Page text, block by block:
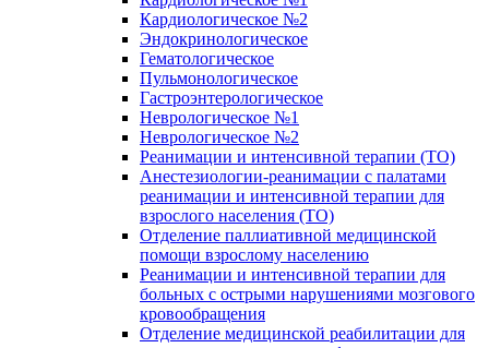
Кардиологическое №2
Эндокринологическое
Гематологическое
Пульмонологическое
Гастроэнтерологическое
Неврологическое №1
Неврологическое №2
Реанимации и интенсивной терапии (ТО)
Анестезиологии-реанимации с палатами
реанимации и интенсивной терапии для
взрослого населения (ТО)
Отделение паллиативной медицинской
помощи взрослому населению
Реанимации и интенсивной терапии для
больных с острыми нарушениями мозгового
кровообращения
Отделение медицинской реабилитации для